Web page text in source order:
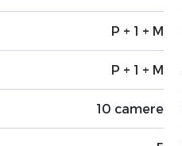
P + 1 + M
P + 1 + M
10 camere